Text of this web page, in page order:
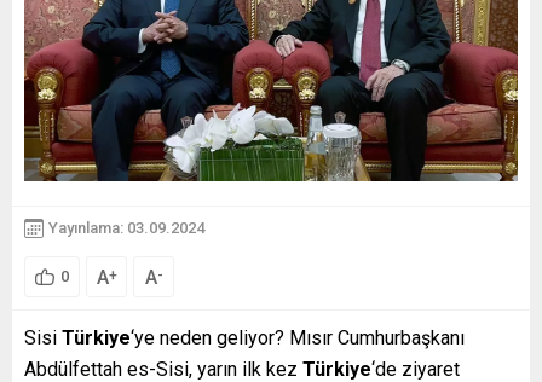
Yayınlama: 03.09.2024
0 A+ A-
Sisi Türkiye‘ye neden geliyor? Mısır Cumhurbaşkanı
Abdülfettah es-Sisi, yarın ilk kez Türkiye‘de ziyaret